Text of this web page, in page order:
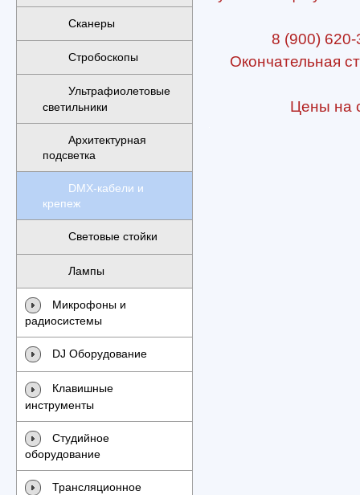
Сканеры
Стробоскопы
Ультрафиолетовые
светильники
Архитектурная
подсветка
DMX-кабели и
крепеж
Световые стойки
Лампы
Микрофоны и
радиосистемы
DJ Оборудование
Клавишные
инструменты
Студийное
оборудование
Трансляционное
8 (900)
Окончательная
Цены на